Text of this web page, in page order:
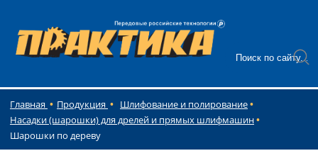
Главная Продукция
Шлифование и полирование
Насадки (шарошки) для дрелей и прямых шлифмашин
Шарошки по дереву